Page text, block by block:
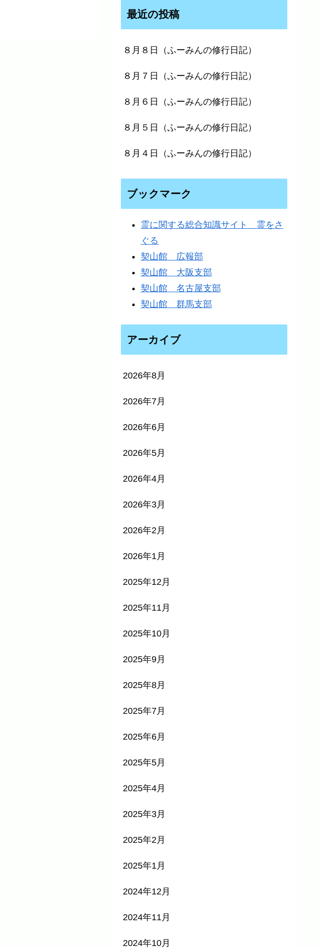
最近の投稿
８月８日（ふーみんの修行日記）
８月７日（ふーみんの修行日記）
８月６日（ふーみんの修行日記）
８月５日（ふーみんの修行日記）
８月４日（ふーみんの修行日記）
ブックマーク
霊に関する総合知識サイト 霊をさ
ぐる
契山館 広報部
契山館 大阪支部
契山館 名古屋支部
契山館 群馬支部
アーカイブ
2026年8月
2026年7月
2026年6月
2026年5月
2026年4月
2026年3月
2026年2月
2026年1月
2025年12月
2025年11月
2025年10月
2025年9月
2025年8月
2025年7月
2025年6月
2025年5月
2025年4月
2025年3月
2025年2月
2025年1月
2024年12月
2024年11月
2024年10月